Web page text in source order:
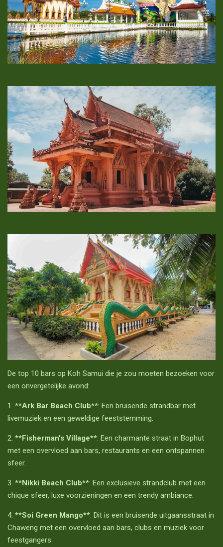
De top 10 bars op Koh Samui die je zou moeten bezoeken voor
een onvergetelijke avond:
1. **Ark Bar Beach Club**: Een bruisende strandbar met
livemuziek en een geweldige feeststemming.
2. **Fisherman's Village**: Een charmante straat in Bophut
met een overvloed aan bars, restaurants en een ontspannen
sfeer.
3. **Nikki Beach Club**: Een exclusieve strandclub met een
chique sfeer, luxe voorzieningen en een trendy ambiance.
4. **Soi Green Mango**: Dit is een bruisende uitgaansstraat in
Chaweng met een overvloed aan bars, clubs en muziek voor
feestgangers.